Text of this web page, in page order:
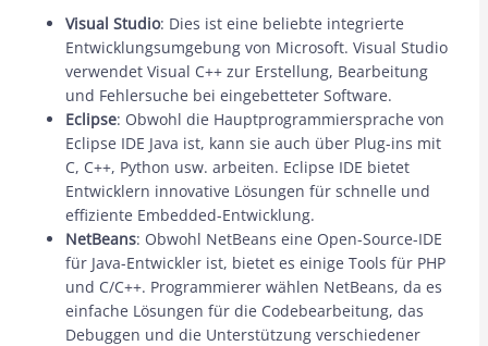
Visual Studio: Dies ist eine beliebte integrierte
Entwicklungsumgebung von Microsoft. Visual Studio
verwendet Visual C++ zur Erstellung, Bearbeitung
und Fehlersuche bei eingebetteter Software.
Eclipse: Obwohl die Hauptprogrammiersprache von
Eclipse IDE Java ist, kann sie auch über Plug-ins mit
C, C++, Python usw. arbeiten. Eclipse IDE bietet
Entwicklern innovative Lösungen für schnelle und
effiziente Embedded-Entwicklung.
NetBeans: Obwohl NetBeans eine Open-Source-IDE
für Java-Entwickler ist, bietet es einige Tools für PHP
und C/C++. Programmierer wählen NetBeans, da es
einfache Lösungen für die Codebearbeitung, das
Debuggen und die Unterstützung verschiedener